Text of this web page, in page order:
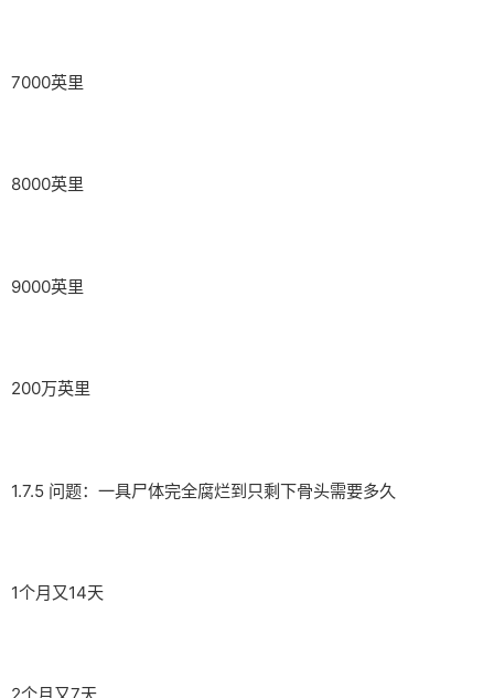
7000英里
8000英里
9000英里
200万英里
1.7.5 问题：一具尸体完全腐烂到只剩下骨头需要多久
1个月又14天